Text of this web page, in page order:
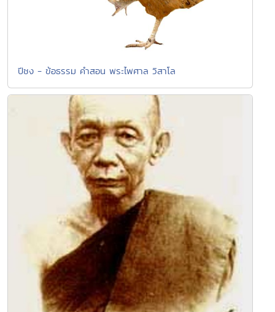
ปีชง - ข้อธรรม คำสอน พระไพศาล วิสาโล